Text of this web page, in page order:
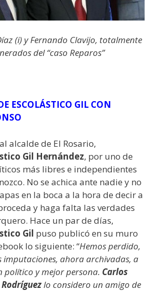
(i) y Fernando Clavijo, totalmente
del “caso Reparos”
ESCOLÁSTICO GIL CON
alcalde de El Rosario,
Gil Hernández, por uno de
más libres e independientes
No se achica ante nadie y no
en la boca a la hora de decir a
y haga falta las verdades
Hace un par de días,
Gil puso publicó en su muro
lo siguiente: “Hemos perdido,
imputaciones, ahora archivadas, a
político y mejor persona. Carlos
lo considero un amigo de